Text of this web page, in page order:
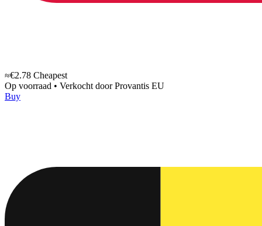
≈€2.78 Cheapest
Op voorraad • Verkocht doorProvantis EU
Buy